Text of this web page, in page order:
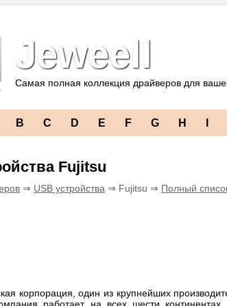
Jeweell
Самая полная коллекция драйверов для
B C D E F G H
Fujitsu
⇒ USB устройства ⇒ Fujitsu ⇒ Полный
корпорация, один из крупнейших